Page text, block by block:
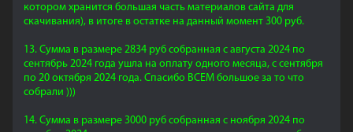
котором хранится большая часть материалов сайта для
скачивания), в итоге в остатке на данный момент 300 руб.
13. Сумма в размере 2834 руб собранная с августа 2024 по
сентябрь 2024 года ушла на оплату одного месяца, с сентября
по 20 октября 2024 года. Спасибо ВСЕМ большое за то что
собрали )))
14. Сумма в размере 3000 руб собранная с ноября 2024 по